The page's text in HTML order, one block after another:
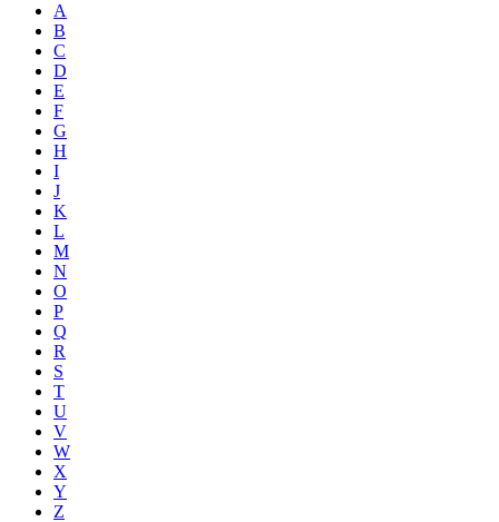
A
B
C
D
E
F
G
H
I
J
K
L
M
N
O
P
Q
R
S
T
U
V
W
X
Y
Z